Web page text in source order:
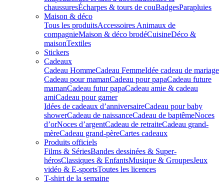
chaussuresÉcharpes & tours de couBadgesParapluies
Maison & déco
Tous les produitsAccessoires Animaux de
compagnieMaison & déco brodéCuisineDéco &
maisonTextiles
Stickers
Cadeaux
Cadeau HommeCadeau FemmeIdée cadeau de mariage​
Cadeau pour mamanCadeau pour papaCadeau future
mamanCadeau futur papaCadeau amie & cadeau
amiCadeau pour gamer
Idées de cadeaux d’anniversaireCadeau pour baby
showerCadeau de naissanceCadeau de baptêmeNoces
d’orNoces d’argentCadeau de retraiteCadeau grand-
mèreCadeau grand-pèreCartes cadeaux
Produits officiels
Films & SériesBandes dessinées & Super-
hérosClassiques & EnfantsMusique & GroupesJeux
vidéo & E-sportsToutes les licences
T-shirt de la semaine